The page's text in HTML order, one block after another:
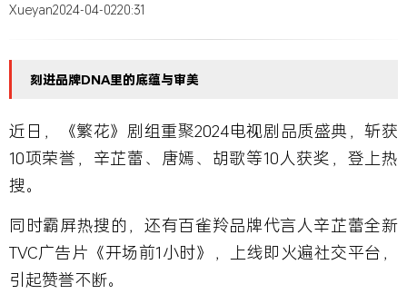
Xueyan2024-04-0220:31
刻进品牌DNA里的底蕴与审美
近日，《繁花》剧组重聚2024电视剧品质盛典，斩获
10项荣誉，辛芷蕾、唐嫣、胡歌等10人获奖，登上热
搜。
同时霸屏热搜的，还有百雀羚品牌代言人辛芷蕾全新
TVC广告片《开场前1小时》，上线即火遍社交平台，
引起赞誉不断。